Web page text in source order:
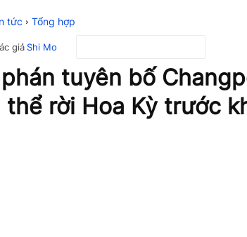
tức Tổng hợp
giảShi Mo
tuyên bố
thể rời Hoa Kỳ trước